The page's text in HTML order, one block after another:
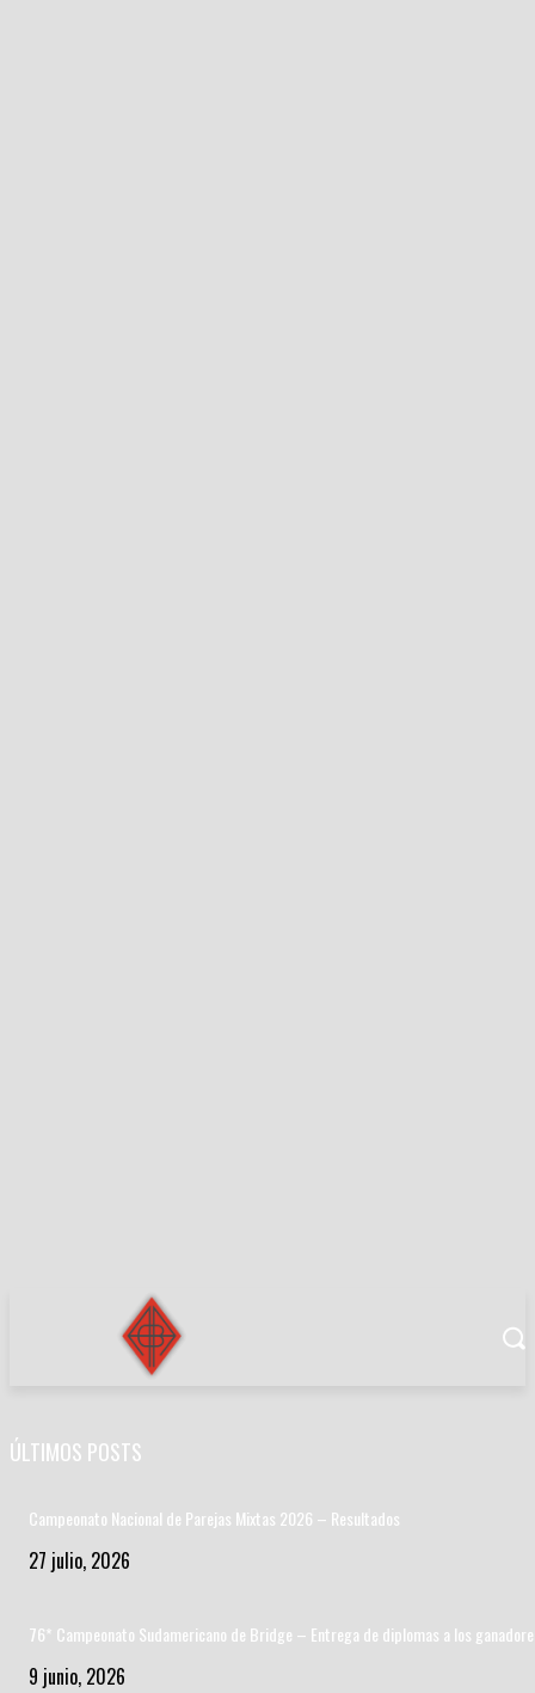
ÚLTIMOS POSTS
Campeonato Nacional de Parejas Mixtas 2026 – Resultados
27 julio, 2026
76* Campeonato Sudamericano de Bridge – Entrega de diplomas a los
9 junio, 2026